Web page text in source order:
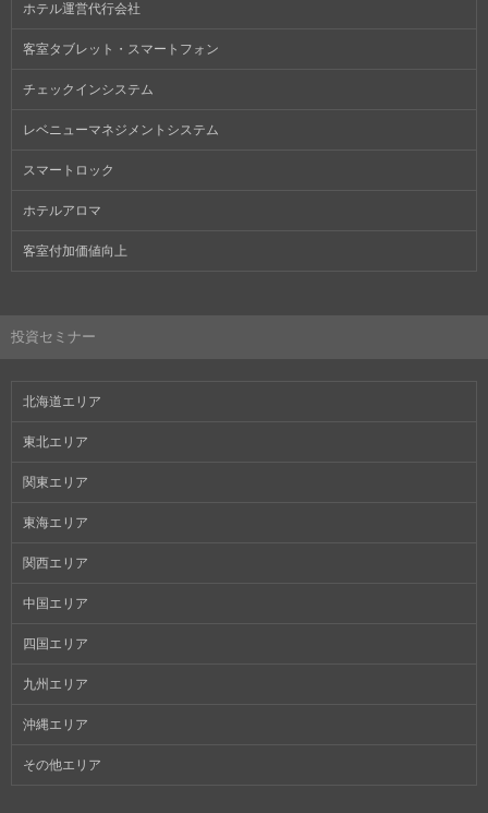
ホテル運営代行会社
客室タブレット・スマートフォン
チェックインシステム
レベニューマネジメントシステム
スマートロック
ホテルアロマ
客室付加価値向上
投資セミナー
北海道エリア
東北エリア
関東エリア
東海エリア
関西エリア
中国エリア
四国エリア
九州エリア
沖縄エリア
その他エリア